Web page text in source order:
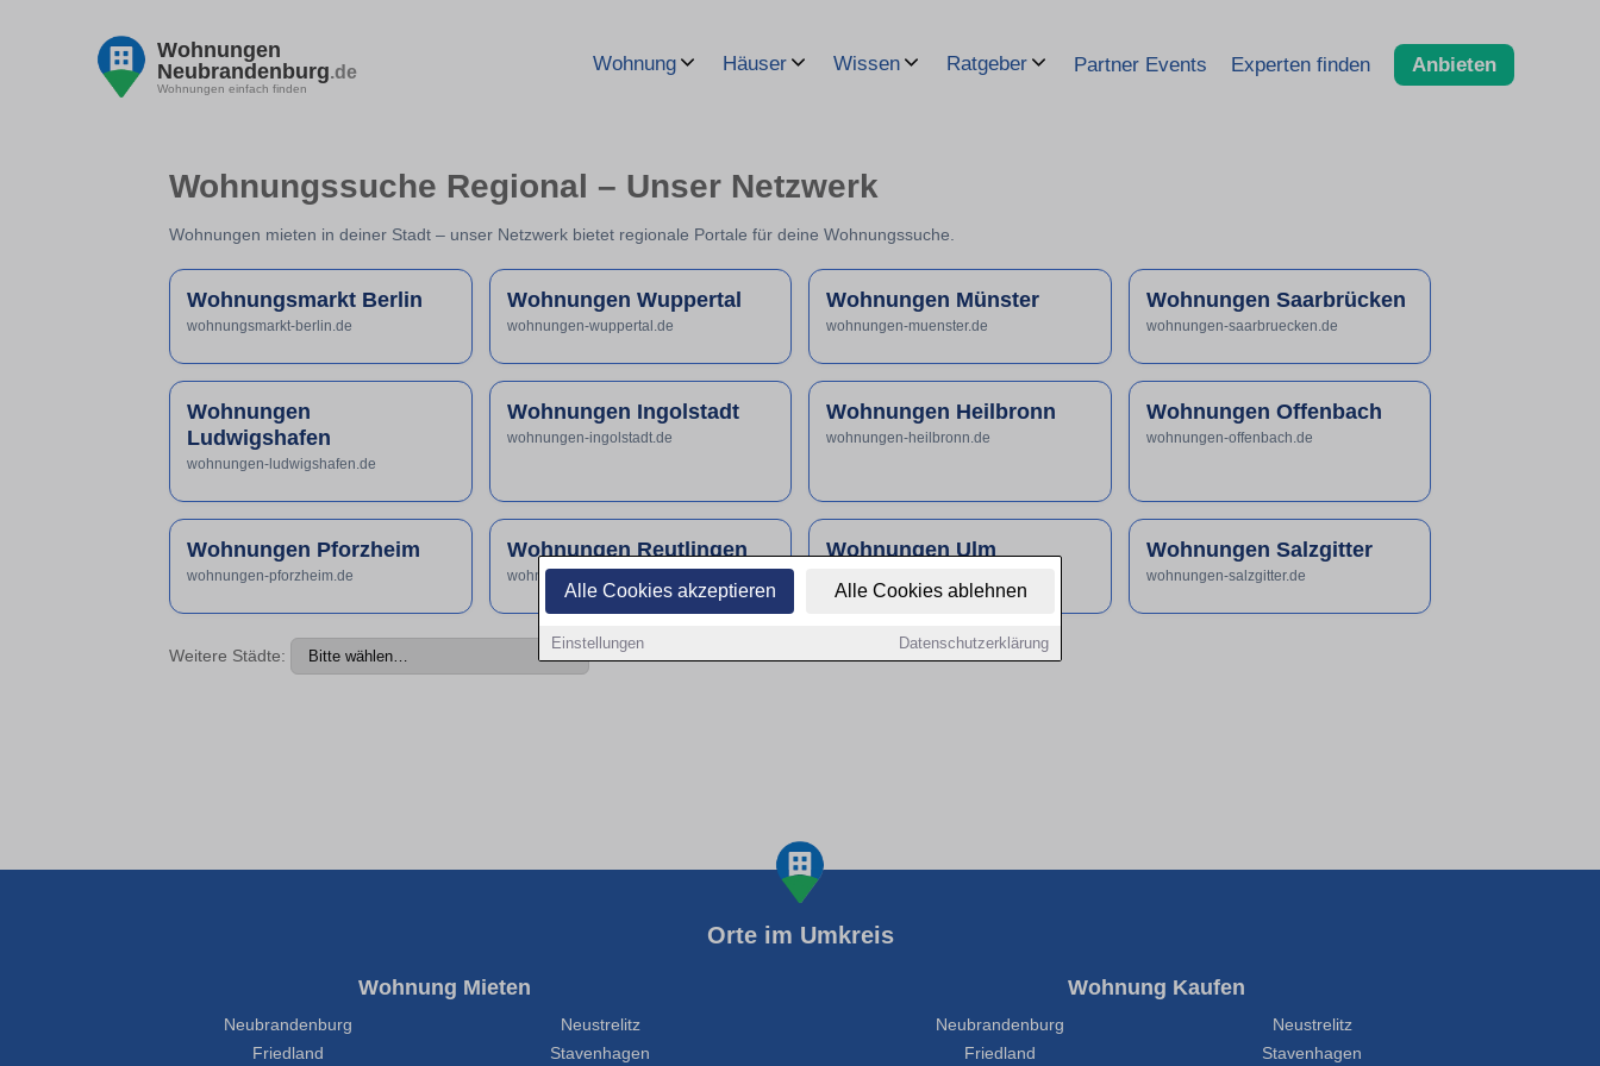
Alle Cookies akzeptieren Alle Cookies ablehnen
Einstellungen Datenschutzerklärung
Wohnungen
Neubrandenburg.de
Wohnungen einfach finden
Wohnung Häuser Wissen Ratgeber Partner Events Experten finden Anbieten
Wohnungssuche Regional – Unser Netzwerk
Wohnungen mieten in deiner Stadt – unser Netzwerk bietet regionale Portale für deine Wohnungssuche.
Wohnungsmarkt Berlin
wohnungsmarkt-berlin.de
Wohnungen Wuppertal
wohnungen-wuppertal.de
Wohnungen Münster
wohnungen-muenster.de
Wohnungen Saarbrücken
wohnungen-saarbruecken.de
Wohnungen
Ludwigshafen
wohnungen-ludwigshafen.de
Wohnungen Ingolstadt
wohnungen-ingolstadt.de
Wohnungen Heilbronn
wohnungen-heilbronn.de
Wohnungen Offenbach
wohnungen-offenbach.de
Wohnungen Pforzheim
wohnungen-pforzheim.de
Wohnungen Reutlingen
wohnungen-reutlingen.de
Wohnungen Ulm Wohnungen Salzgitter
wohnungen-salzgitter.de
Weitere Städte:
Orte im Umkreis
Wohnung Mieten
Neubrandenburg
Neustrelitz
Friedland
Stavenhagen
Wohnung Kaufen
Neubrandenburg
Neustrelitz
Friedland
Stavenhagen